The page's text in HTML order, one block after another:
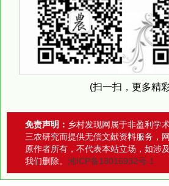
(扫一扫，更多精
免责声明： 乡村发现网属于非盈利学
三农研究而提供无偿文献资料服务，
原作者所有，不代表本站立场，如涉
我们删除。 湘ICP备18016932号-1